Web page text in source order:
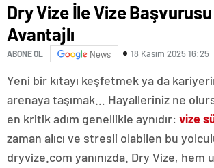
Dry Vize İle Vize
Avantajlı
ABONE OL News 18 Kasım 2025 16:25
Yeni bir kıtayı keşfetmek ya da
arenaya taşımak… Hayalleriniz ne
en kritik adım genellikle aynıdır: vize
zaman alıcı ve stresli olabilen bu
dryvize.com yanınızda. Dry Vize, hem